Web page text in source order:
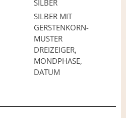
SILBER
SILBER MIT
GERSTENKORN-
MUSTER
DREIZEIGER,
MONDPHASE,
DATUM